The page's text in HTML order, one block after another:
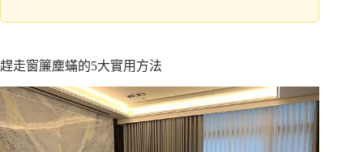
趕走窗簾塵蟎的5大實用方法